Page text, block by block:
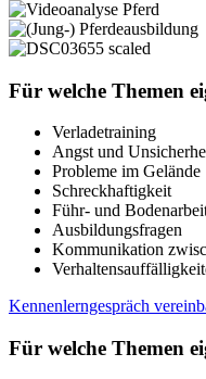
Für welche Themen
Verladetraining
Angst und
Probleme im Gelände
Schreckhaftigkeit
Führ- und
Ausbildungsfragen
Kommunikation
Kennenlerngespräch
Für welche Themen